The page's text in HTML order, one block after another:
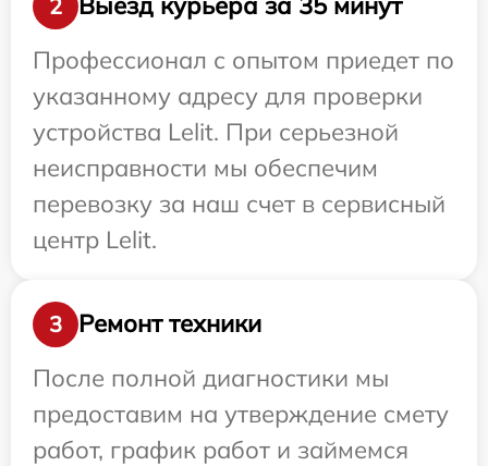
2
Профессионал с опытом приедет по
указанному адресу для проверки
устройства Lelit. При серьезной
неисправности мы обеспечим
перевозку за наш счет в сервисный
центр Lelit.
3
Ремонт техники
После полной диагностики мы
предоставим на утверждение смету
работ, график работ и займемся